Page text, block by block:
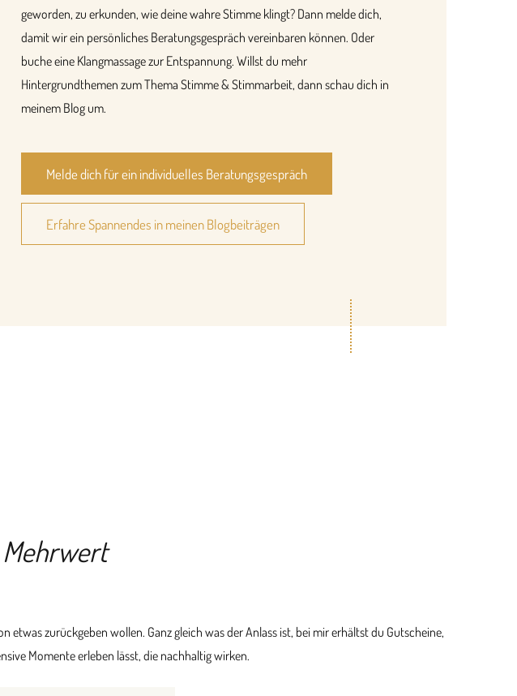
geworden, zu erkunden, wie deine wahre Stimme klingt? Dann melde dich,
damit wir ein persönliches Beratungsgespräch vereinbaren können. Oder
buche eine Klangmassage zur Entspannung. Willst du mehr
Hintergrundthemen zum Thema Stimme & Stimmarbeit, dann schau dich in
meinem Blog um.
Melde dich für ein individuelles Beratungsgespräch
Erfahre Spannendes in meinen Blogbeiträgen
zurückgeben wollen. Ganz gleich was der Anlass ist, bei mir erhältst du Gutscheine,
Momente erleben lässt, die nachhaltig wirken.